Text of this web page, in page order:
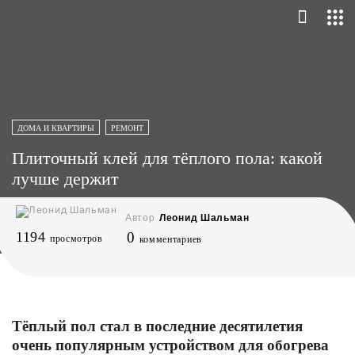
ДОМА И КВАРТИРЫ РЕМОНТ
Плиточный клей для тёплого пола: какой
лучше держит
Автор Леонид Шальман
1194 просмотров 0 комментариев
Тёплый пол стал в последние десятилетия
очень популярным устройством для обогрева